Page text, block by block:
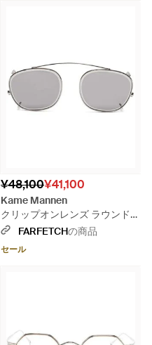
¥48,100¥41,100
Kame Mannen
クリップオンレンズ ラウンドフ
レーム サングラス - グレー
FARFETCHの商品
セール